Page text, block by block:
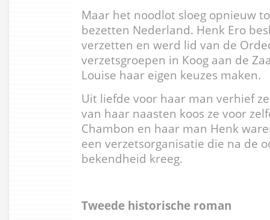
Maar het noodlot sloeg opnieuw
bezetten Nederland. Henk Ero
verzetten en werd lid van de
verzetsgroepen in Koog aan de
Louise haar eigen keuzes maken.
Uit liefde voor haar man verhief
van haar naasten koos ze voor
Chambon en haar man Henk
een verzetsorganisatie die na de
bekendheid kreeg.
Tweede historische roman